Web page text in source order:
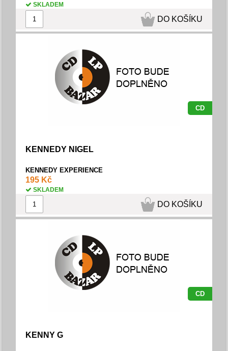
SKLADEM
DO KOŠÍKU
CD
KENNEDY NIGEL
KENNEDY EXPERIENCE
195 Kč
SKLADEM
DO KOŠÍKU
CD
KENNY G